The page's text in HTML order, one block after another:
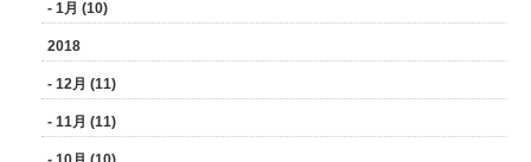
- 1月 (10)
2018
- 12月 (11)
- 11月 (11)